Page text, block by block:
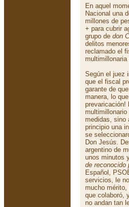
En aquel
Nacional una
millones de
+ para cubrir
grupo de don
delitos
reclamado el
Según el juez
que el fiscal
garante de
manera, lo
prevaricación!
medidas, sino
principio una
se
Don Jesús.
argentino de
unos minutos
de reconocido
Español,
servicios, le
mucho mérito,
que colaboró,
no andan tan